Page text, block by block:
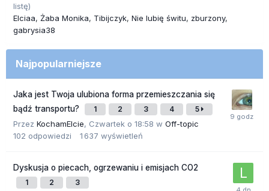
listę)
Elciaa Żaba Monika Tibijczyk Nie lubię świtu
zburzony
gabrysia38
Najpopularniejsze
Jaka jest Twoja ulubiona forma przemieszczania się
bądź transportu?
1 2 3 4 5
Przez KochamElcie, Czwartek o 18:58 w Off-topic
102 odpowiedzi 1 637 wyświetleń
Dyskusja o piecach, ogrzewaniu i emisjach CO2
1 2 3